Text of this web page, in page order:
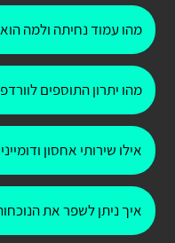
מהו עמוד נחיתה ולמה
מהו יתרון התוספים
אילו שירותי אחסון
איך ניתן לשפר את